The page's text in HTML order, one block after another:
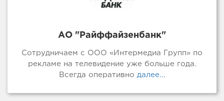
АО "Райффайзенбанк"
Сотрудничаем с ООО «Интермедиа Групп» по
рекламе на телевидение уже больше года.
Всегда оперативно далее...